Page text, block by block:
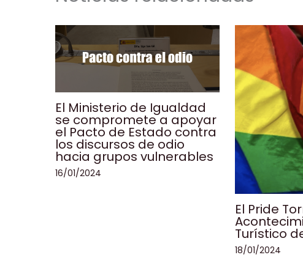
El Ministerio de Igualdad
se compromete a apoyar
el Pacto de Estado contra
los discursos de odio
hacia grupos vulnerables
16/01/2024
El Pride
Turístico
18/01/2024